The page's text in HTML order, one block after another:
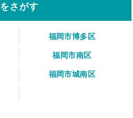
をさがす
福岡市博多区
福岡市南区
福岡市城南区